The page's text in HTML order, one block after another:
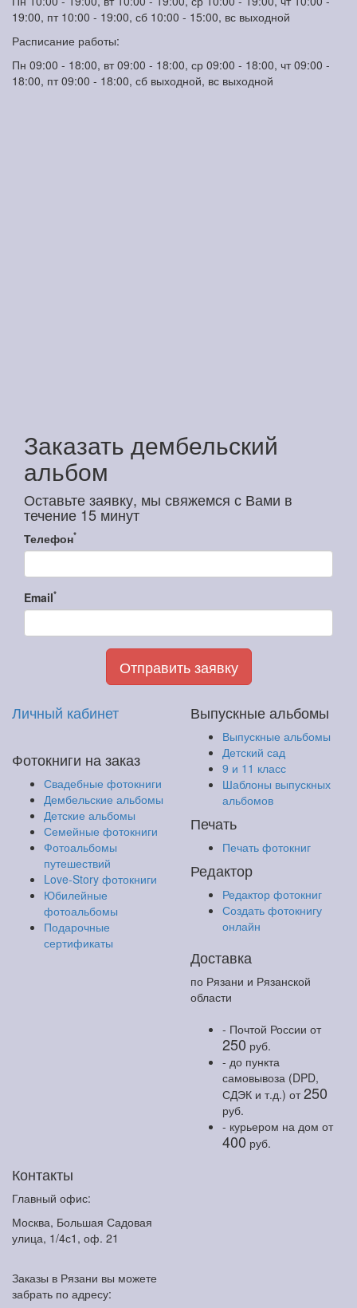
19:00, пт 10:00 - 19:00, сб 10:00 - 15:00, вс выходной
Расписание работы:
Пн 09:00 - 18:00, вт 09:00 - 18:00, ср 09:00 - 18:00, чт 09:00 -
18:00, пт 09:00 - 18:00, сб выходной, вс выходной
Заказать дембельский
альбом
Оставьте заявку, мы свяжемся с Вами в
течение 15 минут
Телефон*
Email*
Отправить заявку
Личный кабинет
Фотокниги на заказ
Свадебные фотокниги
Дембельские альбомы
Детские альбомы
Семейные фотокниги
Фотоальбомы
путешествий
Love-Story фотокниги
Юбилейные
фотоальбомы
Подарочные
сертификаты
Выпускные альбомы
Выпускные альбомы
Детский сад
9 и 11 класс
Шаблоны выпускных
альбомов
Печать
Печать фотокниг
Редактор
Редактор фотокниг
Создать фотокнигу
онлайн
Доставка
по Рязани и Рязанской
области
- Почтой России от
250 руб.
- до пункта
самовывоза (DPD,
СДЭК и т.д.) от250
руб.
- курьером на дом от
400 руб.
Контакты
Главный офис:
Москва, Большая Садовая
улица, 1/4с1, оф. 21
Заказы в Рязани вы можете
забрать по адресу: